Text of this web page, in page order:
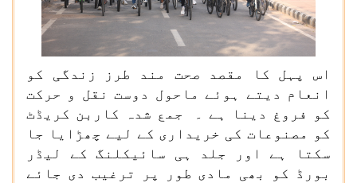
اس پہل کا مقصد صحت مند طرز زندگی کو
انعام دیتے ہوئے ماحول دوست نقل و حرکت
کو فروغ دینا ہے ۔ جمع شدہ کاربن کریڈٹ
کو مصنوعات کی خریداری کے لیے چھڑایا جا
سکتا ہے اور جلد ہی سائیکلنگ کے لیڈر
بورڈ کو بھی مادی طور پر ترغیب دی جائے